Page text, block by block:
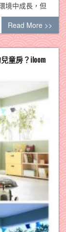
境中成長，但
Read More >>
童房？iloom